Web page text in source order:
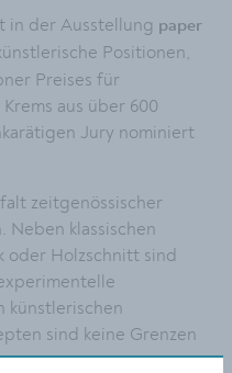
in der Ausstellung paper
Positionen,
Preises für
aus über 600
Jury nominiert
zeitgenössischer
Neben klassischen
oder Holzschnitt sind
künstlerischen
sind keine Grenzen